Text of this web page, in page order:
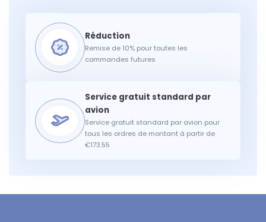
Remise de 10% pour toutes les
commandes futures
Service gratuit standard par avion pour
tous les ordres de montant à partir de
€173.55